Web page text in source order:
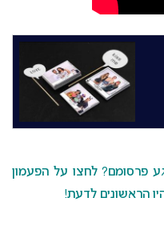
פרסומם? לחצו על הפעמון
הראשונים לדעת!